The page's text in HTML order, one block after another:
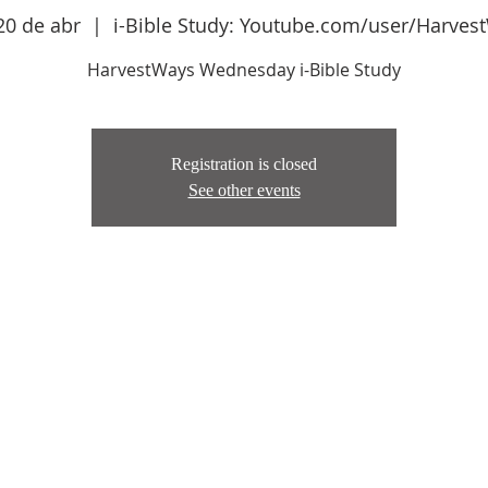
de abr
  |
i-Bible Study: Youtube.com/user/
HarvestWays Wednesday i-Bible Study
Registration is closed
See other events